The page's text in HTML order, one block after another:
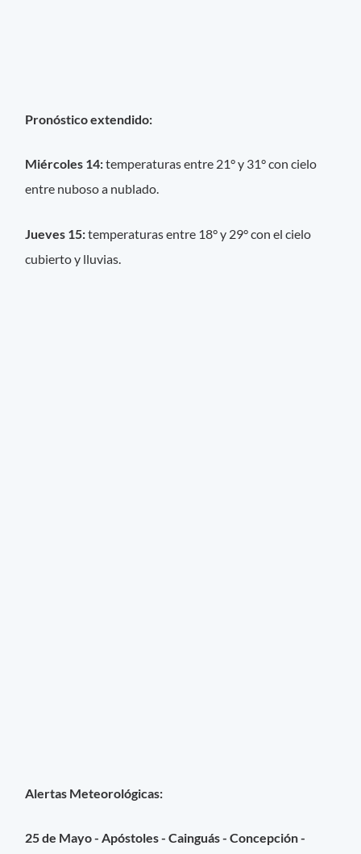
Pronóstico extendido:
Miércoles 14:temperaturas entre 21° y 31° con cielo
entre nuboso a nublado.
Jueves 15:temperaturas entre 18° y 29° con el cielo
cubierto y lluvias.
Alertas Meteorológicas:
25 de Mayo - Apóstoles - Cainguás - Concepción -